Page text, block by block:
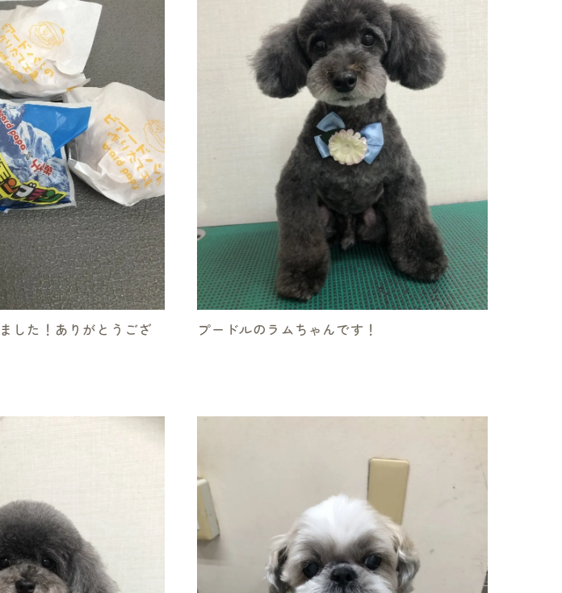
した！ありがとうござ
プードルのラムちゃんです！